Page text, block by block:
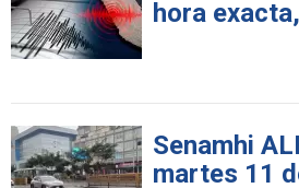
hora
Senamhi
martes 11